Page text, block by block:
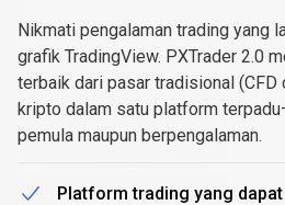
2.0
PXTrader 2.0
Nikmati pengalaman trading yang
grafik TradingView. PXTrader 2.0
terbaik dari pasar tradisional (CFD
kripto dalam satu platform
pemula maupun berpengalaman.
Platform trading yang